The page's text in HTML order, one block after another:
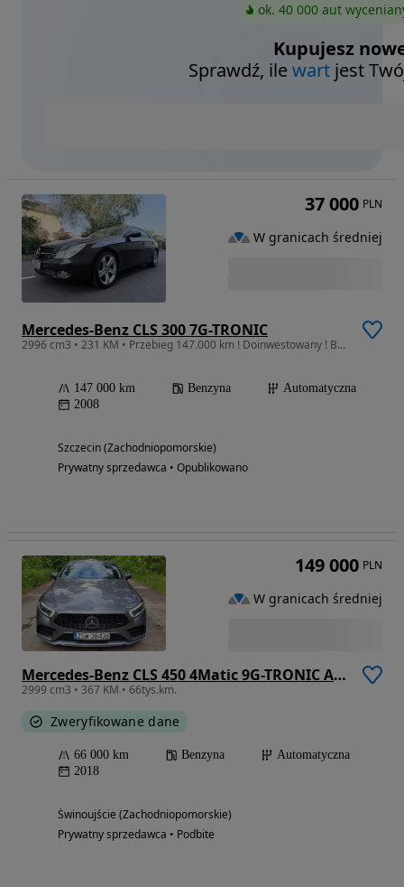
ok. 40 000 aut
Kupujesz
Sprawdź, ilewart jest
Mercedes-Benz CLS 300 7G-TRONIC
2996 cm3 • 231 KM • Przebieg 147.000 km ! Doinwestowany ! Bardzo zadbany !
147 000 km Benzyna
Automatyczna
2008
Szczecin (Zachodniopomorskie)
Prywatny sprzedawca • Opublikowano
37 000 PLN
W granicach średniej
Mercedes-Benz CLS 450 4Matic 9G-TRONIC AMG Line
2999 cm3 • 367 KM • 66tys.km.
Zweryfikowane dane
66 000 km Benzyna
Automatyczna
2018
Świnoujście (Zachodniopomorskie)
Prywatny sprzedawca • Podbite
149 000 PLN
W granicach średniej